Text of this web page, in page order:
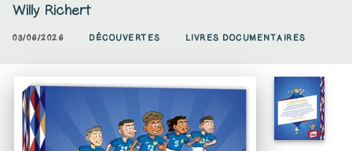
Willy Richert
03/06/2026 DÉCOUVERTES LIVRES DOCUMENTAIRES